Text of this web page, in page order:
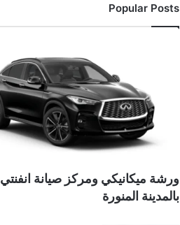
Popular Posts
ورشة ميكانيكي ومركز صيانة انفنتي
بالمدينة المنورة